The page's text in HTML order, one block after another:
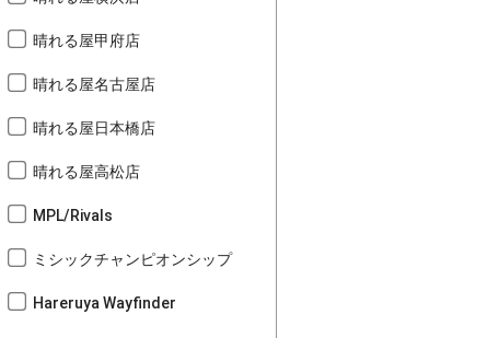
晴れる屋甲府店
晴れる屋名古屋店
晴れる屋日本橋店
晴れる屋高松店
MPL/Rivals
ミシックチャンピオンシップ
Hareruya Wayfinder